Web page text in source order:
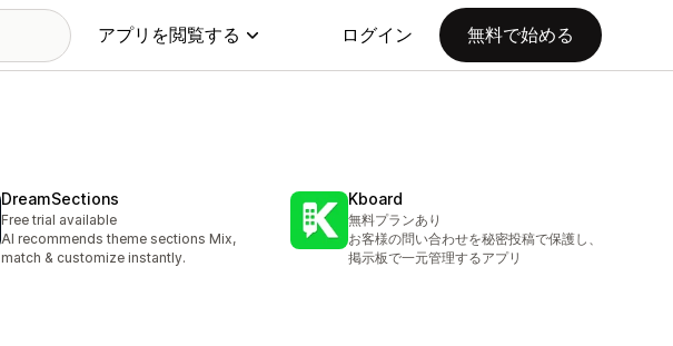
アプリを閲覧する ログイン 無料で始める
DreamSections
Free trial available
AI recommends theme sections Mix,
match & customize instantly.
Kboard
無料プランあり
お客様の問い合わせを秘密投稿で保護し、
掲示板で一元管理するアプリ